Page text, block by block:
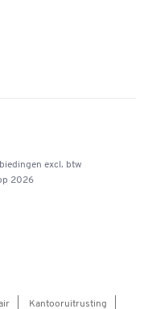
excl. btw
2026
Kantooruitrusting